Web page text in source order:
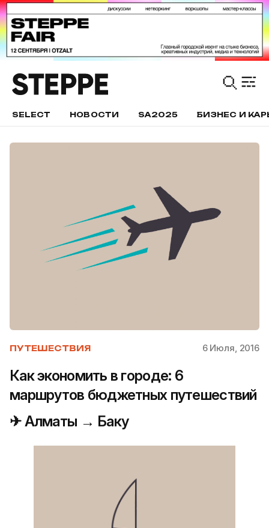
SELECT НОВОСТИ SA2025 БИЗНЕС И
ПУТЕШЕСТВИЯ 6 Июля, 2016
Как экономить в городе: 6
маршрутов бюджетных путешествий
✈ Алматы → Баку